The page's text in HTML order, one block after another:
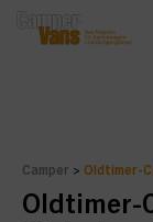
Camper > Oldtimer-
Oldtimer-